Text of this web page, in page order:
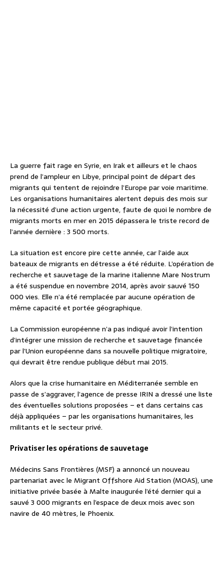
La guerre fait rage en Syrie, en Irak et ailleurs et le chaos
prend de l’ampleur en Libye, principal point de départ des
migrants qui tentent de rejoindre l’Europe par voie maritime.
Les organisations humanitaires alertent depuis des mois sur
la nécessité d’une action urgente, faute de quoi le nombre de
migrants morts en mer en 2015 dépassera le triste record de
l’année dernière : 3 500 morts.
La situation est encore pire cette année, car l’aide aux
bateaux de migrants en détresse a été réduite. L’opération de
recherche et sauvetage de la marine italienne Mare Nostrum
a été suspendue en novembre 2014, après avoir sauvé 150
000 vies. Elle n’a été remplacée par aucune opération de
même capacité et portée géographique.
La Commission européenne n’a pas indiqué avoir l’intention
d’intégrer une mission de recherche et sauvetage financée
par l’Union européenne dans sa nouvelle politique migratoire,
qui devrait être rendue publique début mai 2015.
Alors que la crise humanitaire en Méditerranée semble en
passe de s’aggraver, l’agence de presse IRIN a dressé une liste
des éventuelles solutions proposées – et dans certains cas
déjà appliquées – par les organisations humanitaires, les
militants et le secteur privé.
Privatiser les opérations de sauvetage
Médecins Sans Frontières (MSF) a annoncé un nouveau
partenariat avec le Migrant Offshore Aid Station (MOAS), une
initiative privée basée à Malte inaugurée l’été dernier qui a
sauvé 3 000 migrants en l’espace de deux mois avec son
navire de 40 mètres, le Phoenix.